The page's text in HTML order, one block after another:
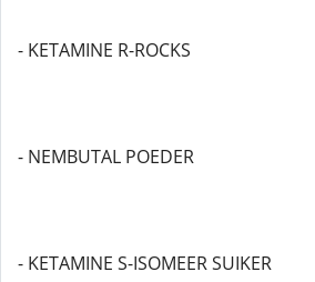
- KETAMINE R-ROCKS
- NEMBUTAL POEDER
- KETAMINE S-ISOMEER SUIKER